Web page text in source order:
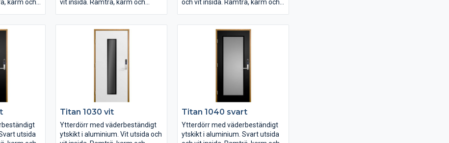
karm och
2500
vit insida. Ramträ, karm och
U-värde 0,69
Låshus ASSA Connect 2500
och vit insida. Ramträ, karm och
Mått M10x21
U-värde 0,69
Levereras i låda av plywood.
utsida
Titan 1030 vit
Ytterdörr med väderbeständigt
ytskikt i aluminium. Vit utsida och
Titan 1040 svart
Ytterdörr med väderbeständigt
ytskikt i aluminium. Svart utsida